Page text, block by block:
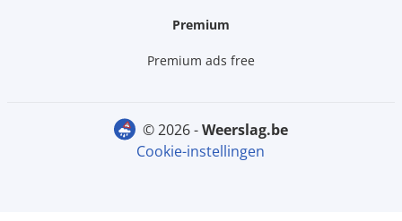
Premium
Premium ads free
© 2026 -
weerslag.be
Cookie-instellingen